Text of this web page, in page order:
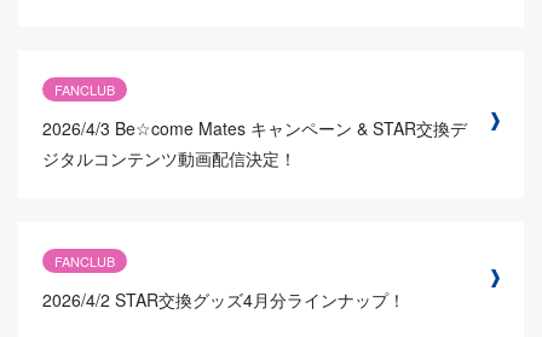
FANCLUB
2026/4/3 Be☆come Mates キャンペーン & STAR交換デ
ジタルコンテンツ動画配信決定！
FANCLUB
2026/4/2 STAR交換グッズ4月分ラインナップ！